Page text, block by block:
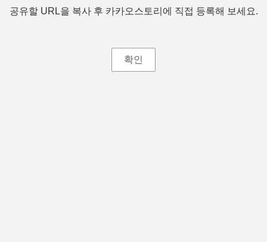
공유할 URL을 복사 후 카카오스토리에 직접 등록해 보세요.
확인